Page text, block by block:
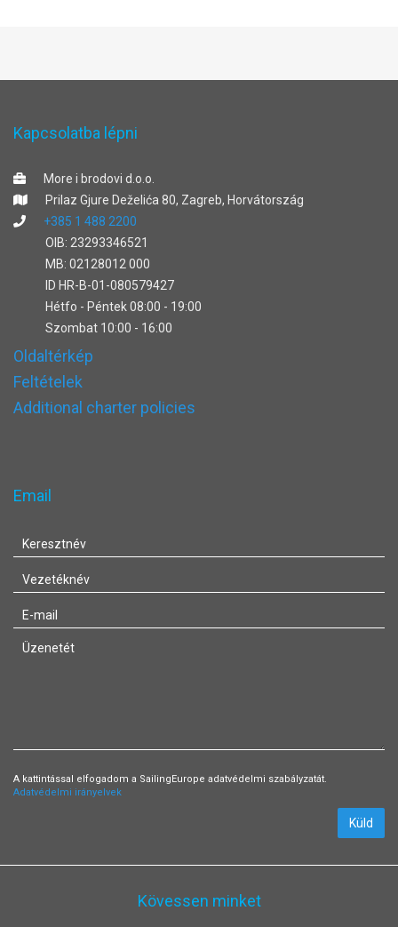
Kapcsolatba lépni
More i brodovi d.o.o.
Prilaz Gjure Deželića 80, Zagreb, Horvátország
+385 1 488 2200
OIB: 23293346521
MB: 02128012 000
ID HR-B-01-080579427
Hétfo - Péntek 08:00 - 19:00
Szombat 10:00 - 16:00
Oldaltérkép
Feltételek
Additional charter policies
Email
A kattintással elfogadom a SailingEurope adatvédelmi szabályzatát.
Adatvédelmi irányelvek
Küld
Kövessen minket